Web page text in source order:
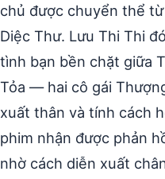
chủ được chuyển thể
Diệc Thư. Lưu Thi Thi
tình bạn bền chặt giữa
Tỏa — hai cô gái
xuất thân và tính cách
phim nhận được phản
nhờ cách diễn xuất